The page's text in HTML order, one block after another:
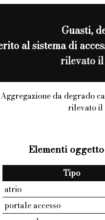
Guasti,
al sistema di
rilevato
Aggregazione da degrado
rilevato
Elementi
Tipo
atrio
portale accesso